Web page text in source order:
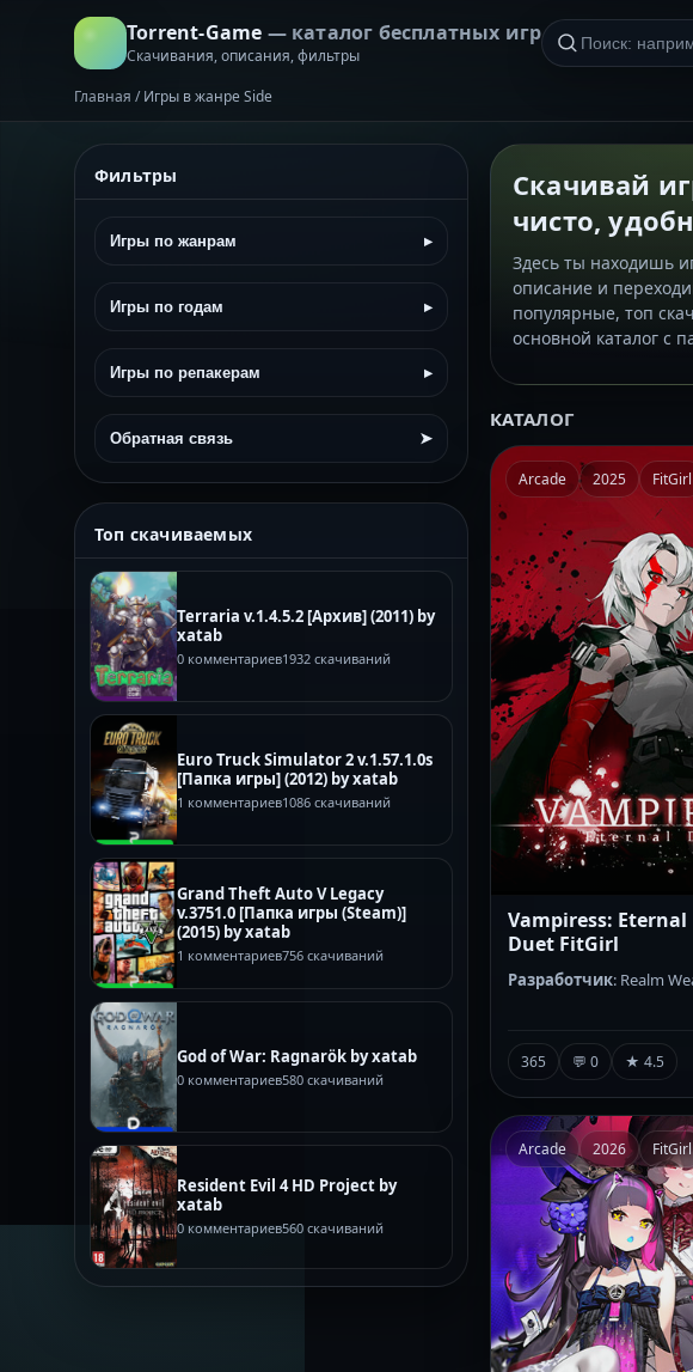
Torrent-Game — каталог бесплатных игр
Скачивания, описания, фильтры
Главная / Игры в жанре Side
Фильтры
Игры по жанрам ▸
Игры по годам ▸
Игры по репакерам ▸
Обратная связь ➤
Топ скачиваемых
Terraria v.1.4.5.2 [Архив] (2011) by
xatab
0 комментариев1932 скачиваний
Euro Truck Simulator 2 v.1.57.1.0s
[Папка игры] (2012) by xatab
1 комментариев1086 скачиваний
Grand Theft Auto V Legacy
v.3751.0 [Папка игры (Steam)]
(2015) by xatab
1 комментариев756 скачиваний
God of War: Ragnarök by xatab
0 комментариев580 скачиваний
Resident Evil 4 HD Project by
xatab
0 комментариев560 скачиваний
Скачивай
чисто,
Здесь ты находишь
описание и
популярные, топ
основной каталог с
КАТАЛОГ
Arcade 2025 FitGirl
Vampiress: Eternal
Duet FitGirl
Разработчик: Realm
365 💬 0 ★ 4.5
Arcade 2026 FitGirl